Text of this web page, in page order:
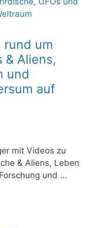
rund um
& Aliens,
und
auf
mit Videos zu
& Aliens, Leben
und …